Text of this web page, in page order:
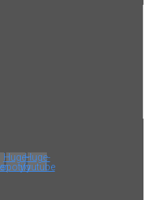
Huge-
spotify
Huge-
youtube